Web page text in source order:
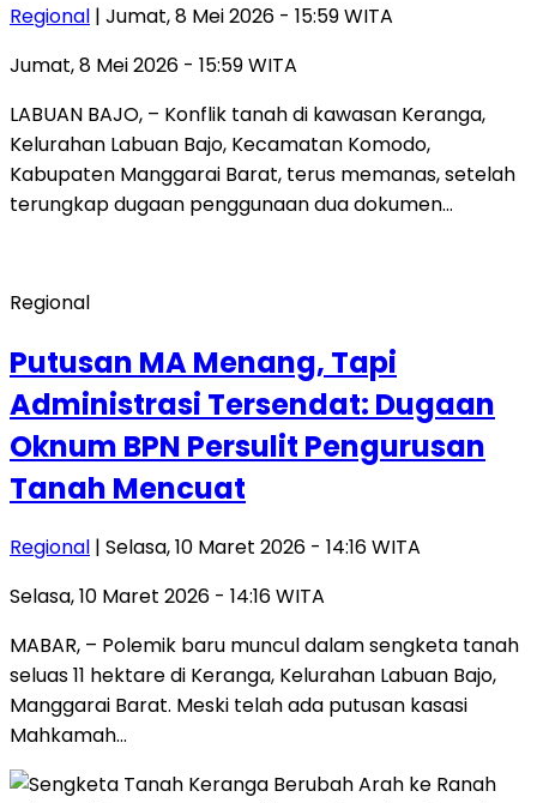
Regional | Jumat, 8 Mei 2026 - 15:59 WITA
Jumat, 8 Mei 2026 - 15:59 WITA
LABUAN BAJO, – Konflik tanah di kawasan Keranga,
Kelurahan Labuan Bajo, Kecamatan Komodo,
Kabupaten Manggarai Barat, terus memanas, setelah
terungkap dugaan penggunaan dua dokumen…
Regional
Putusan MA Menang, Tapi
Administrasi Tersendat: Dugaan
Oknum BPN Persulit Pengurusan
Tanah Mencuat
Regional | Selasa, 10 Maret 2026 - 14:16 WITA
Selasa, 10 Maret 2026 - 14:16 WITA
MABAR, – Polemik baru muncul dalam sengketa tanah
seluas 11 hektare di Keranga, Kelurahan Labuan Bajo,
Manggarai Barat. Meski telah ada putusan kasasi
Mahkamah…